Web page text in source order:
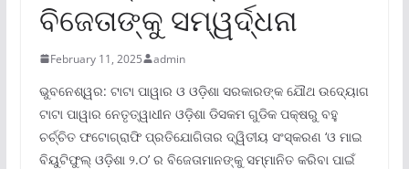
ବିଜେତାଙ୍କୁ ସମ୍ୱର୍ଦ୍ଧନା
February 11, 2025 admin
ଭୁବନେଶ୍ୱର: ଟାଟା ପାୱାର ଓ ଓଡ଼ିଶା ସରକାରଙ୍କ ଯୌଥ ଉଦ୍ୟୋଗ
ଟାଟା ପାୱାର ନେତୃତ୍ୱାଧୀନ ଓଡ଼ିଶା ଡିସକମ ଗୁଡିକ ପକ୍ଷରୁ ବହୁ
ଚର୍ଚ୍ଚିତ ଫଟୋଗ୍ରାଫି ପ୍ରତିଯୋଗିତାର ଦ୍ୱିତୀୟ ସଂସ୍କରଣ ‘ଓ ମାଇ
ବିୟୁଟିଫୁଲ୍ ଓଡ଼ିଶା ୨.୦’ ର ବିଜେତାମାନଙ୍କୁ ସମ୍ମାନିତ କରିବା ପାଇଁ